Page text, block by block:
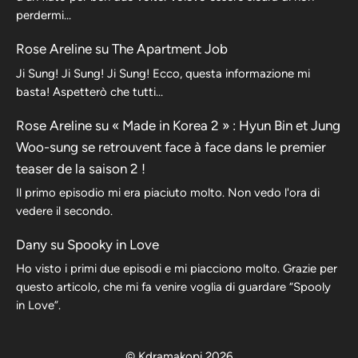
perdermi…
Rose Areline su The Apartment Job
Ji Sung! Ji Sung! Ji Sung! Ecco, questa informazione mi
basta! Aspetterò che tutti…
Rose Areline su « Made in Korea 2 » : Hyun Bin et Jung
Woo-sung se retrouvent face à face dans le premier
teaser de la saison 2 !
Il primo episodio mi era piaciuto molto. Non vedo l'ora di
vedere il secondo.
Dany su Spooky in Love
Ho visto i primi due episodi e mi piacciono molto. Grazie per
questo articolo, che mi fa venire voglia di guardare “Spooly
in Love”.